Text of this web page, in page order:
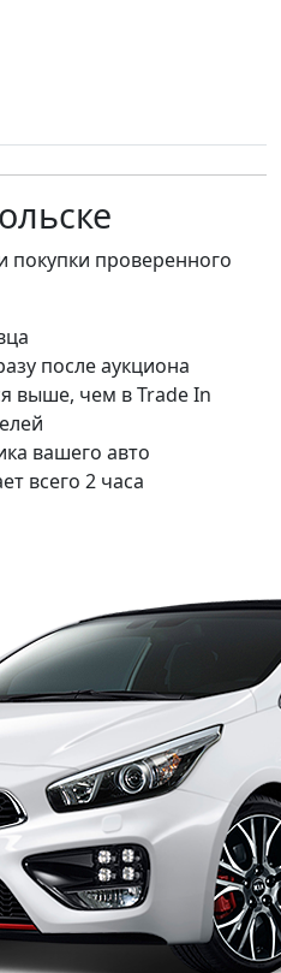
покупки проверенного
после аукциона
выше, чем в Trade In
вашего авто
всего 2 часа